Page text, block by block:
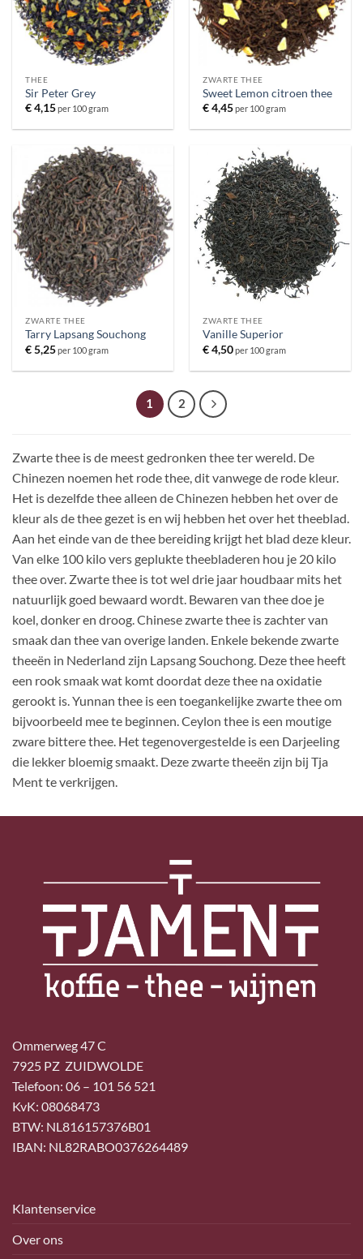
THEE
Sir Peter Grey
€4,15per 100 gram
ZWARTE THEE
Sweet Lemon citroen thee
€4,45per 100 gram
ZWARTE THEE
Tarry Lapsang Souchong
€5,25per 100 gram
ZWARTE THEE
Vanille Superior
€4,50per 100 gram
1 2
Zwarte thee is de meest gedronken thee ter wereld. De
Chinezen noemen het rode thee, dit vanwege de rode kleur.
Het is dezelfde thee alleen de Chinezen hebben het over de
kleur als de thee gezet is en wij hebben het over het theeblad.
Aan het einde van de thee bereiding krijgt het blad deze kleur.
Van elke 100 kilo vers geplukte theebladeren hou je 20 kilo
thee over. Zwarte thee is tot wel drie jaar houdbaar mits het
natuurlijk goed bewaard wordt. Bewaren van thee doe je
koel, donker en droog. Chinese zwarte thee is zachter van
smaak dan thee van overige landen. Enkele bekende zwarte
theeën in Nederland zijn Lapsang Souchong. Deze thee heeft
een rook smaak wat komt doordat deze thee na oxidatie
gerookt is. Yunnan thee is een toegankelijke zwarte thee om
bijvoorbeeld mee te beginnen. Ceylon thee is een moutige
zware bittere thee. Het tegenovergestelde is een Darjeeling
die lekker bloemig smaakt. Deze zwarte theeën zijn bij Tja
Ment te verkrijgen.
Ommerweg 47 C
7925 PZ ZUIDWOLDE
Telefoon: 06 – 101 56 521
KvK: 08068473
BTW: NL816157376B01
IBAN: NL82RABO0376264489
Klantenservice
Over ons